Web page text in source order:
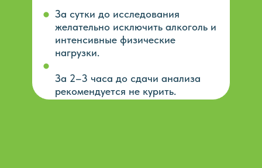
За сутки до исследования
желательно исключить алкоголь и
интенсивные физические
нагрузки.
За 2–3 часа до сдачи анализа
рекомендуется не курить.